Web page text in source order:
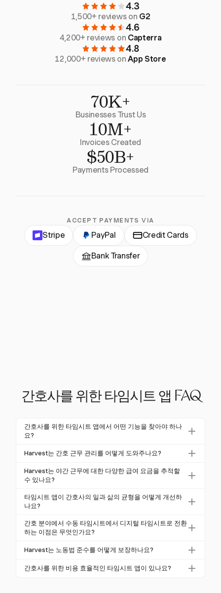
4.3
1,500+ reviews on G2
4.6
4,200+ reviews on Capterra
4.8
12,000+ reviews onApp Store
70K+
Businesses Trust Us
10M+
Invoices Created
$50B+
Payments Processed
ACCEPT PAYMENTS VIA
Stripe PayPal Credit Cards
Bank Transfer
간호사를 위한 타임시트 앱 FAQ
간호사를 위한 타임시트 앱에서 어떤 기능을 찾아야 하나
요?
자동 시간 추적, 근무 일정, 근무 교대 기능 및 준수 도
시스템과의 통합도 중요합니다.
Harvest는 간호 근무 관리를 어떻게 도와주나요?
Harvest는 유연한 시간 추적 및 청구 솔루션을 제공하
여 간호사들이 다양한 역할과 요금을 추적할 수 있도록
를 보장하는 데 도움을 줍니다.
Harvest는 야간 근무에 대한 다양한 급여 요금을 추적할
수 있나요?
네, Harvest는 특정 청구 요금으로 작업을 설정하여 야
간 근무 및 공휴일에 대한 다양한 요금을 추적할 수 있
타임시트 앱이 간호사의 일과 삶의 균형을 어떻게 개선하
나요?
자동화된 타임시트 앱은 행정적 부담을 줄이고 스케줄
링 오류를 방지하여 간호사들이 환자 치료에 더 집중할
간호 분야에서 수동 타임시트에서 디지털 타임시트로 전환
하는 이점은 무엇인가요?
디지털 타임시트는 오류를 줄이고 노동법 준수를 강화
치료 품질 향상으로 이어집니다.
Harvest는 노동법 준수를 어떻게 보장하나요?
Harvest는 상세한 보고 및 감사 추적을 제공하여 투명
간호사를 위한 비용 효율적인 타임시트 앱이 있나요?